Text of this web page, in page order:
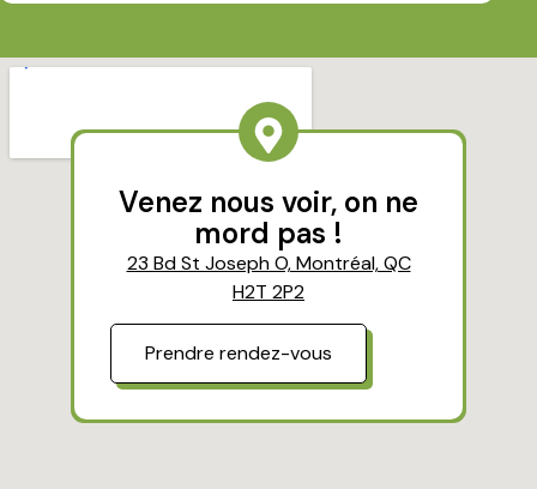
Venez nous voir, on ne
mord pas !
23 Bd St Joseph O, Montréal, QC
H2T 2P2
Prendre rendez-vous